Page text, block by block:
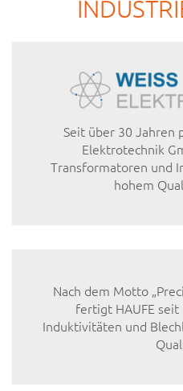
Seit über 30 Jahren
Elektrotechnik
Transformatoren und
hohem
Nach dem Motto
fertigt HAUFE seit
Induktivitäten und